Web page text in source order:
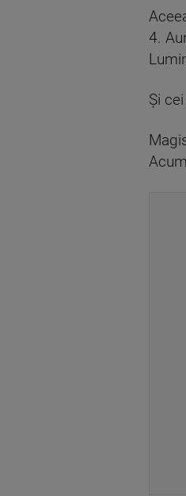
4.
Și